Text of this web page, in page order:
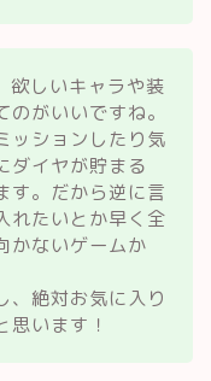
欲しいキャラや装
がいいですね。
ッションしたり気
ダイヤが貯まる
す。だから逆に言
れたいとか早く全
かないゲームか
、絶対お気に入り
思います！